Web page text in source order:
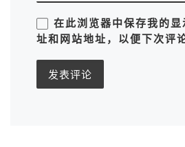
在此浏览器中保存我的
址和网站地址，以便下次评